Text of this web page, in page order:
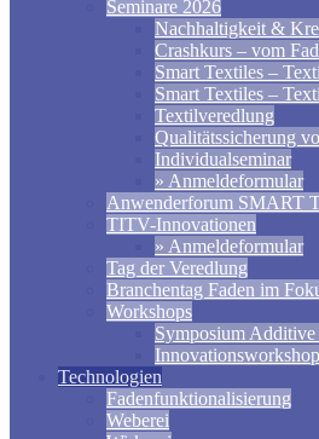
Seminare 2026
Nachhaltigkeit &
Crashkurs – vom
Smart Textiles –
Smart Textiles –
Textilveredlung
Qualitätssicherung
Individualseminar
» Anmeldeformular
Anwenderforum SMART
TITV-Innovationen
» Anmeldeformular
Tag der Veredlung
Branchentag Faden im
Workshops
Symposium Additive
Technologien
Fadenfunktionalisierung
Weberei